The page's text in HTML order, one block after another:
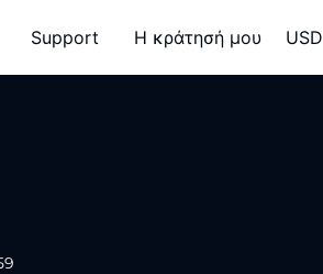
Support Η κράτησή μου USD
ξενοδοχείων